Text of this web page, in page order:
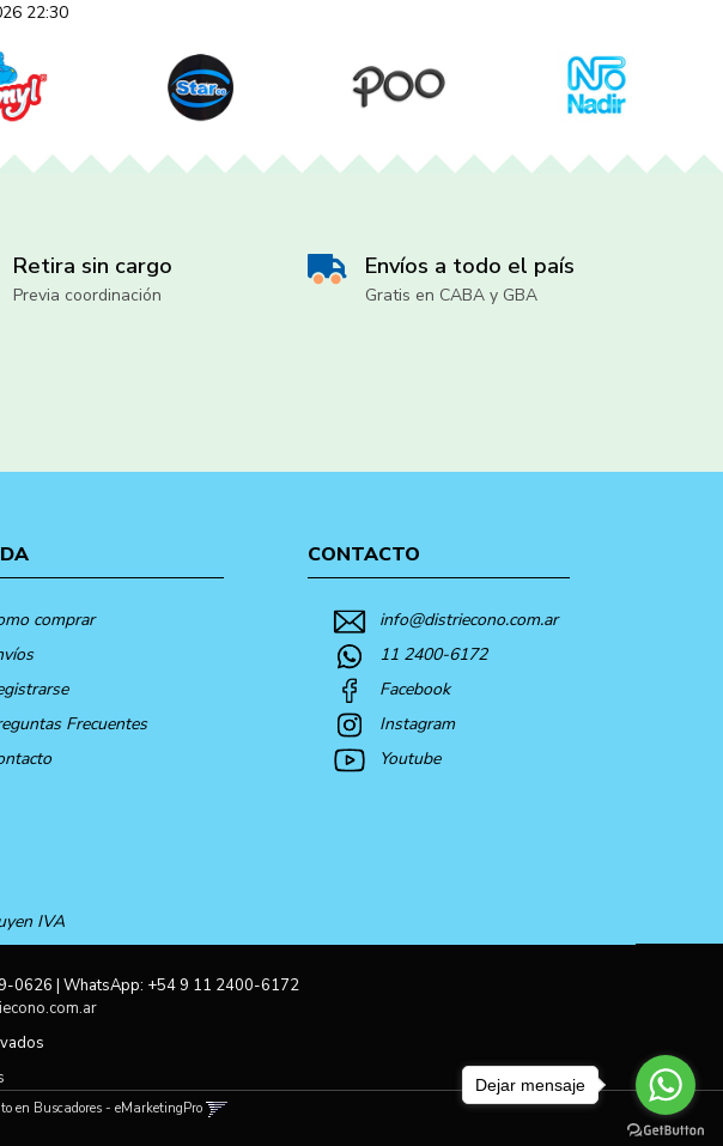
22:30
Retira sin cargo
Previa coordinación
Envíos a todo el país
Gratis en CABA y GBA
comprar
Frecuentes
CONTACTO
info@distriecono.com.ar
11 2400-6172
Facebook
Instagram
Youtube
IVA
0626 | WhatsApp: +54 9 11 2400-6172
en Buscadores - eMarketingPro
Dejar mensaje